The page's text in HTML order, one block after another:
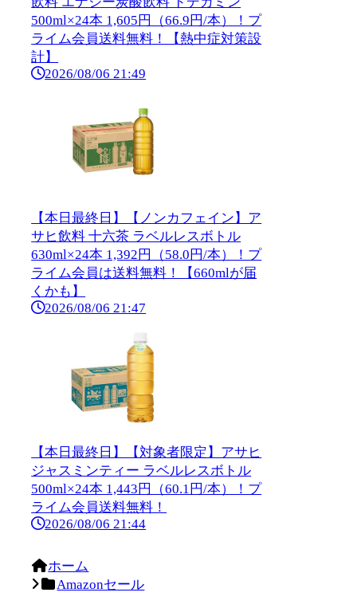
500ml×24本 1,605円（66.9円/本）！プ
ライム会員送料無料！【熱中症対策設
計】
2026/08/06 21:49
【本日最終日】【ノンカフェイン】ア
サヒ飲料 十六茶 ラベルレスボトル
630ml×24本 1,392円（58.0円/本）！プ
ライム会員は送料無料！【660mlが届
くかも】
2026/08/06 21:47
【本日最終日】【対象者限定】アサヒ
ジャスミンティー ラベルレスボトル
500ml×24本 1,443円（60.1円/本）！プ
ライム会員送料無料！
2026/08/06 21:44
ホーム
Amazonセール